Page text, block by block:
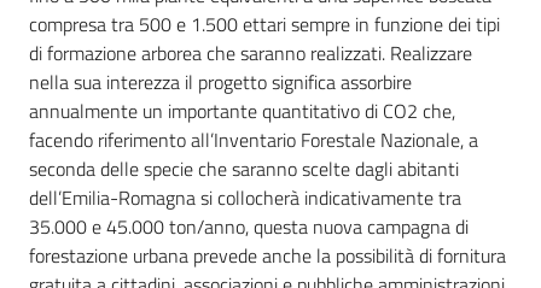
A
l
l
e
r
t
a
m
e
compresa tra 500 e 1.500 ettari sempre in funzione dei tipi
di formazione arborea che saranno realizzati. Realizzare
nella sua interezza il progetto significa assorbire
annualmente un importante quantitativo di CO2 che,
facendo riferimento all’Inventario Forestale Nazionale, a
seconda delle specie che saranno scelte dagli abitanti
dell’Emilia-Romagna si collocherà indicativamente tra
35.000 e 45.000 ton/anno, questa nuova campagna di
forestazione urbana prevede anche la possibilità di fornitura